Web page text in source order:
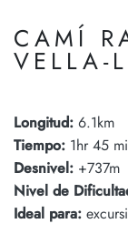
CAMÍ
VELLA-
Longitud: 6.1km
Tiempo: 1hr 45
Desnivel: +737m
Nivel de
Ideal para: